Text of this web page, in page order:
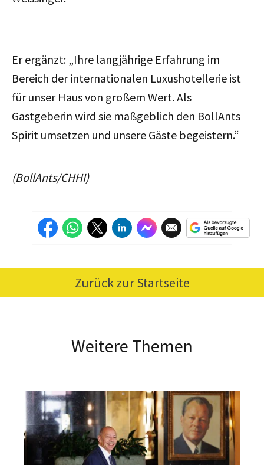
Er ergänzt: „Ihre langjährige Erfahrung im
Bereich der internationalen Luxushotellerie ist
für unser Haus von großem Wert. Als
Gastgeberin wird sie maßgeblich den BollAnts
Spirit umsetzen und unsere Gäste begeistern.“
(BollAnts/CHHI)
Zurück zur Startseite
Weitere Themen